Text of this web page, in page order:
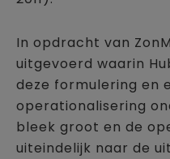
In opdracht van
uitgevoerd waarin
deze formulering en
operationalisering
bleek groot en de
uiteindelijk naar de